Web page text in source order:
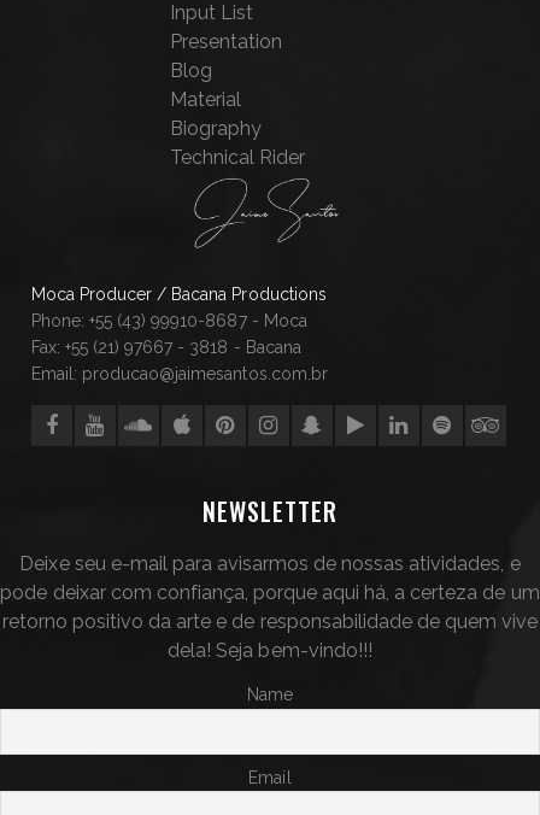
Input List
Presentation
Blog
Material
Biography
Technical Rider
Moca Producer / Bacana Productions
Phone: +55 (43) 99910-8687 - Moca
Fax: +55 (21) 97667 - 3818 - Bacana
Email: producao@jaimesantos.com.br
NEWSLETTER
Deixe seu e-mail para avisarmos de nossas atividades, e
pode deixar com confiança, porque aqui há, a certeza de um
retorno positivo da arte e de responsabilidade de quem vive
dela! Seja bem-vindo!!!
Name
Email